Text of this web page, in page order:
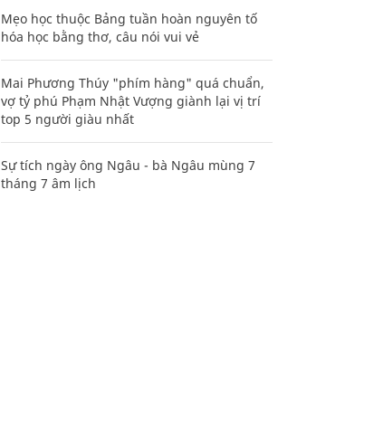
Mẹo học thuộc Bảng tuần hoàn nguyên tố
hóa học bằng thơ, câu nói vui vẻ
Mai Phương Thúy "phím hàng" quá chuẩn,
vợ tỷ phú Phạm Nhật Vượng giành lại vị trí
top 5 người giàu nhất
Sự tích ngày ông Ngâu - bà Ngâu mùng 7
tháng 7 âm lịch